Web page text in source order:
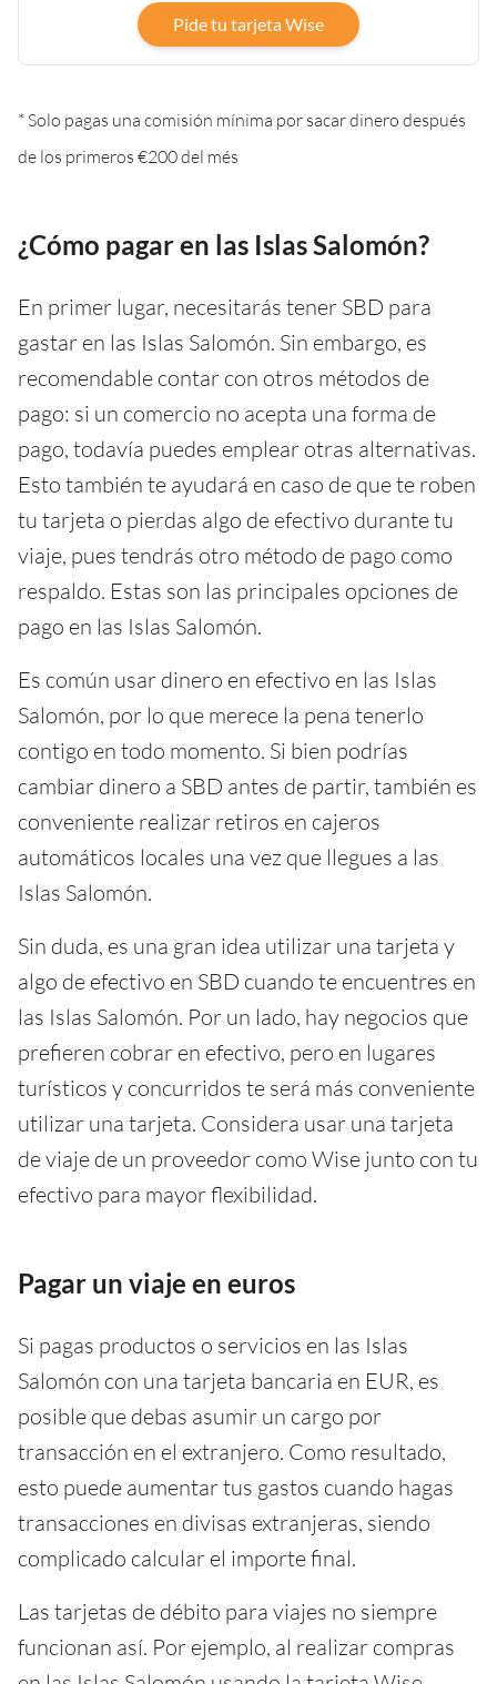
Pide tu tarjeta Wise
* Solo pagas una comisión mínima por sacar dinero después
de los primeros €200 del més
¿Cómo pagar en las Islas Salomón?
En primer lugar, necesitarás tener SBD para
gastar en las Islas Salomón. Sin embargo, es
recomendable contar con otros métodos de
pago: si un comercio no acepta una forma de
pago, todavía puedes emplear otras alternativas.
Esto también te ayudará en caso de que te roben
tu tarjeta o pierdas algo de efectivo durante tu
viaje, pues tendrás otro método de pago como
respaldo. Estas son las principales opciones de
pago en las Islas Salomón.
Es común usar dinero en efectivo en las Islas
Salomón, por lo que merece la pena tenerlo
contigo en todo momento. Si bien podrías
cambiar dinero a SBD antes de partir, también es
conveniente realizar retiros en cajeros
automáticos locales una vez que llegues a las
Islas Salomón.
Sin duda, es una gran idea utilizar una tarjeta y
algo de efectivo en SBD cuando te encuentres en
las Islas Salomón. Por un lado, hay negocios que
prefieren cobrar en efectivo, pero en lugares
turísticos y concurridos te será más conveniente
utilizar una tarjeta. Considera usar una tarjeta
de viaje de un proveedor como Wise junto con tu
efectivo para mayor flexibilidad.
Pagar un viaje en euros
Si pagas productos o servicios en las Islas
Salomón con una tarjeta bancaria en EUR, es
posible que debas asumir un cargo por
transacción en el extranjero. Como resultado,
esto puede aumentar tus gastos cuando hagas
transacciones en divisas extranjeras, siendo
complicado calcular el importe final.
Las tarjetas de débito para viajes no siempre
funcionan así. Por ejemplo, al realizar compras